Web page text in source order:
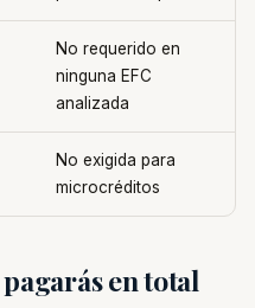
No requerido en
ninguna EFC
analizada
No exigida para
microcréditos
en total